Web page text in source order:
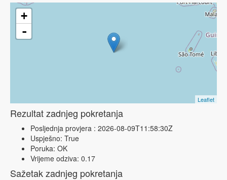
+
-
Leaflet
Rezultat zadnjeg pokretanja
Posljednja provjera : 2026-08-09T11:58:30Z
Uspješno: True
Poruka: OK
Vrijeme odziva: 0.17
Sažetak zadnjeg pokretanja